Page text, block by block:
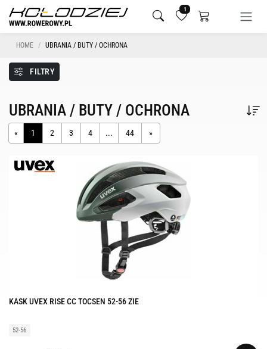
1
HOME UBRANIA / BUTY / OCHRONA
FILTRY
UBRANIA / BUTY / OCHRONA
« 1 2 3 4 ... 44 »
KASK UVEX RISE CC TOCSEN 52-56 ZIE
52-56